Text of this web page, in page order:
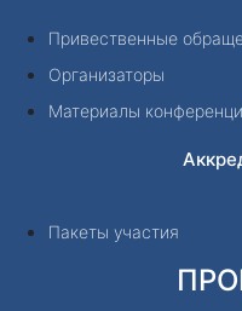
Привественные
Организаторы
Материалы
Пакеты участия